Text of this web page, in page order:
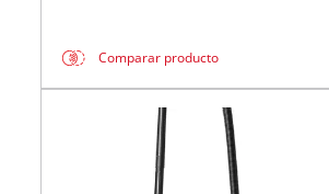
Comparar producto